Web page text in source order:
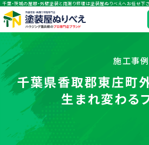
千葉・茨城の屋根・外壁塗装と雨漏り修理は塗装屋ぬりべえへお任せ下さ
施工事例
千葉県香取郡東庄町
生まれ変わる